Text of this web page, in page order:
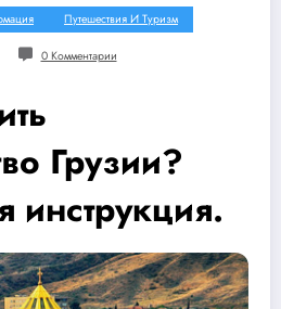
Путешествия И Туризм
0 Комментарии
Грузии?
инструкция.